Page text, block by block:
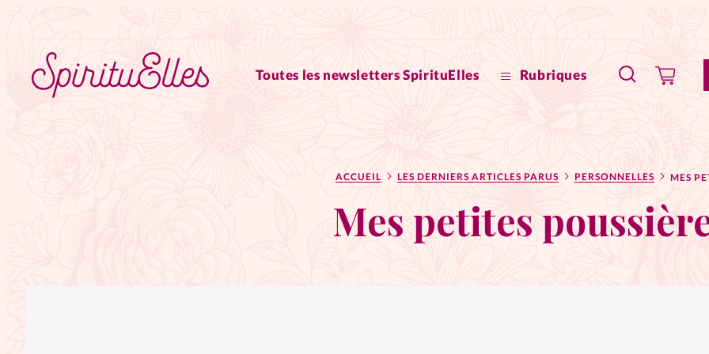
Toutes les newsletters SpirituElles Rubriques
Bible
Faire
La
ACCUEIL LES DERNIERS ARTICLES PARUS PERSONNELLES
Mes petites